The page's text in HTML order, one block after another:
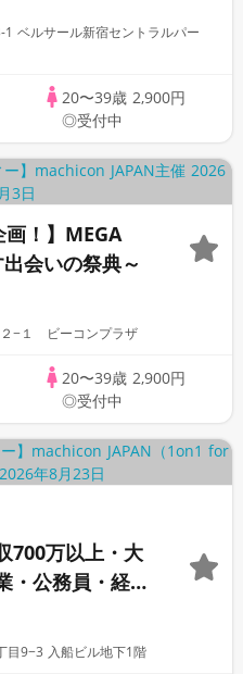
ベルサール新宿セントラルパー
20〜39歳 2,900円
◎受付中
画！】MEGA
会いの祭典～
２−１ ビーコンプラザ
20〜39歳 2,900円
◎受付中
700万以上・大
・公務員・経営
・経営者・イ
席専用・半個室
目9−3 入船ビル地下1階